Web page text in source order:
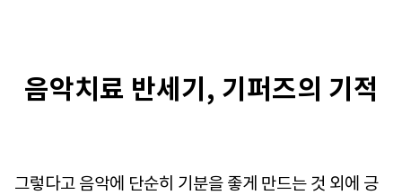
음악치료 반세기, 기퍼즈의 기적
그렇다고 음악에 단순히 기분을 좋게 만드는 것 외에 긍